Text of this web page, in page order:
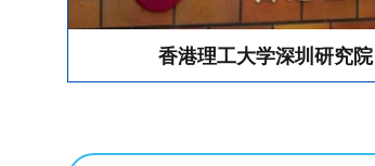
香港理工大学深圳研究院